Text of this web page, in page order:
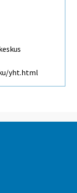
yht.html